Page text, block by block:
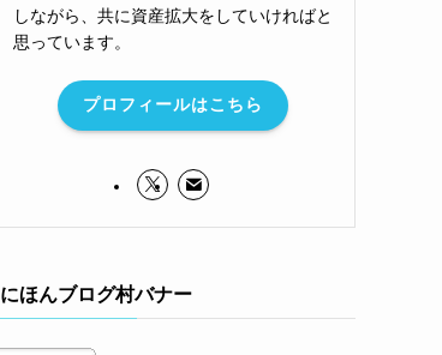
しながら、共に資産拡大をしていければと
思っています。
プロフィールはこちら
にほんブログ村バナー